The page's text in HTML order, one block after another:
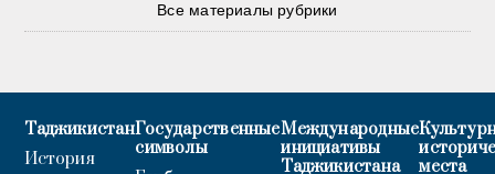
Все материалы рубрики
Таджикистан
История
Государственные
символы
Международные
инициативы
Таджикистана
места